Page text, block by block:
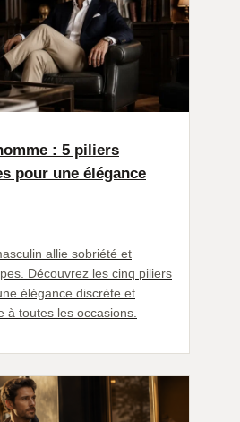
: 5 piliers
pour une élégance
allie sobriété et
Découvrez les cinq piliers
élégance discrète et
à toutes les occasions.